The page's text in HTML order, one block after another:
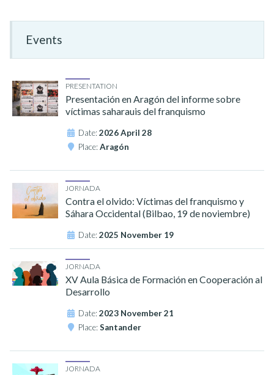
Events
PRESENTATION
Presentación en Aragón del informe sobre
víctimas saharauis del franquismo
Date:2026 April 28
Place:Aragón
JORNADA
Contra el olvido: Víctimas del franquismo y
Sáhara Occidental (Bilbao, 19 de noviembre)
Date:2025 November 19
JORNADA
XV Aula Básica de Formación en Cooperación al
Desarrollo
Date:2023 November 21
Place:Santander
JORNADA